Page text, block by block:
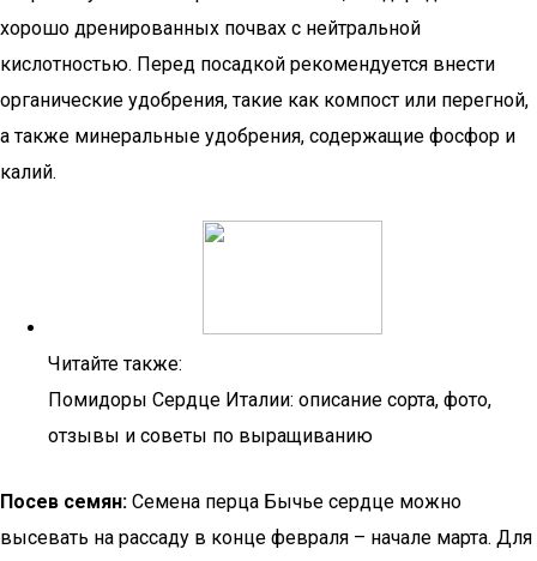
хорошо дренированных почвах с нейтральной
кислотностью. Перед посадкой рекомендуется внести
органические удобрения, такие как компост или перегной,
а также минеральные удобрения, содержащие фосфор и
калий.
Читайте также:
Помидоры Сердце Италии: описание сорта, фото,
отзывы и советы по выращиванию
Посев семян: Семена перца Бычье сердце можно
высевать на рассаду в конце февраля – начале марта. Для